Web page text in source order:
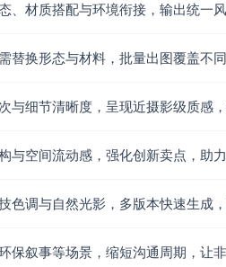
、材质搭配与环境衔接，输出统一
替换形态与材料，批量出图覆盖不
与细节清晰度，呈现近摄影级质感
与空间流动感，强化创新卖点，助
色调与自然光影，多版本快速生成
保叙事等场景，缩短沟通周期，让